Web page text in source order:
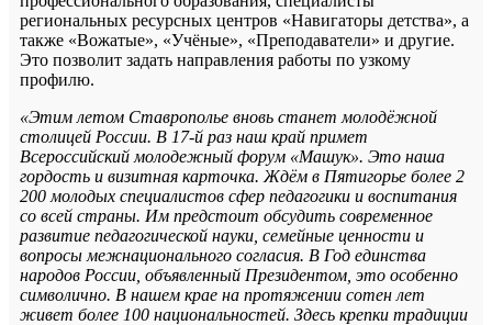
региональных ресурсных центров «Навигаторы детства», а
также «Вожатые», «Учёные», «Преподаватели» и другие.
Это позволит задать направления работы по узкому
профилю.
«Этим летом Ставрополье вновь станет молодёжной
столицей России. В 17-й раз наш край примет
Всероссийский молодежный форум «Машук». Это наша
гордость и визитная карточка. Ждём в Пятигорье более 2
200 молодых специалистов сфер педагогики и воспитания
со всей страны. Им предстоит обсудить современное
развитие педагогической науки, семейные ценности и
вопросы межнационального согласия. В Год единства
народов России, объявленный Президентом, это особенно
символично. В нашем крае на протяжении сотен лет
живет более 100 национальностей. Здесь крепки традиции